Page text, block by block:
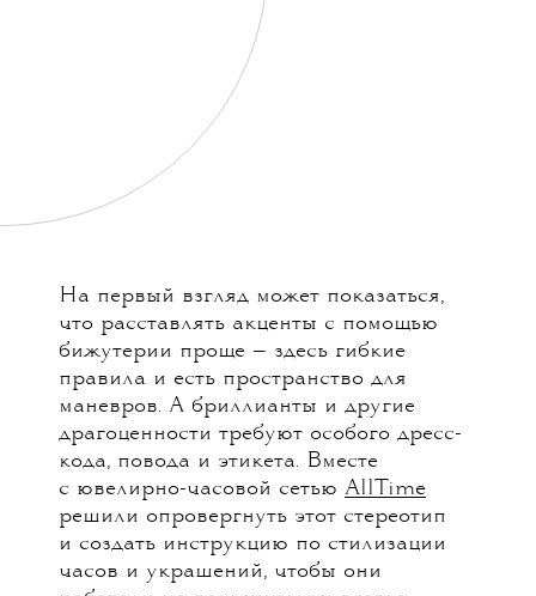
На первый взгляд может показаться,
что расставлять акценты с помощью
бижутерии проще — здесь гибкие
правила и есть пространство для
маневров. А бриллианты и другие
драгоценности требуют особого дресс-
кода, повода и этикета. Вместе
с ювелирно-часовой сетью AllTime
решили опровергнуть этот стереотип
и создать инструкцию по стилизации
часов и украшений, чтобы они